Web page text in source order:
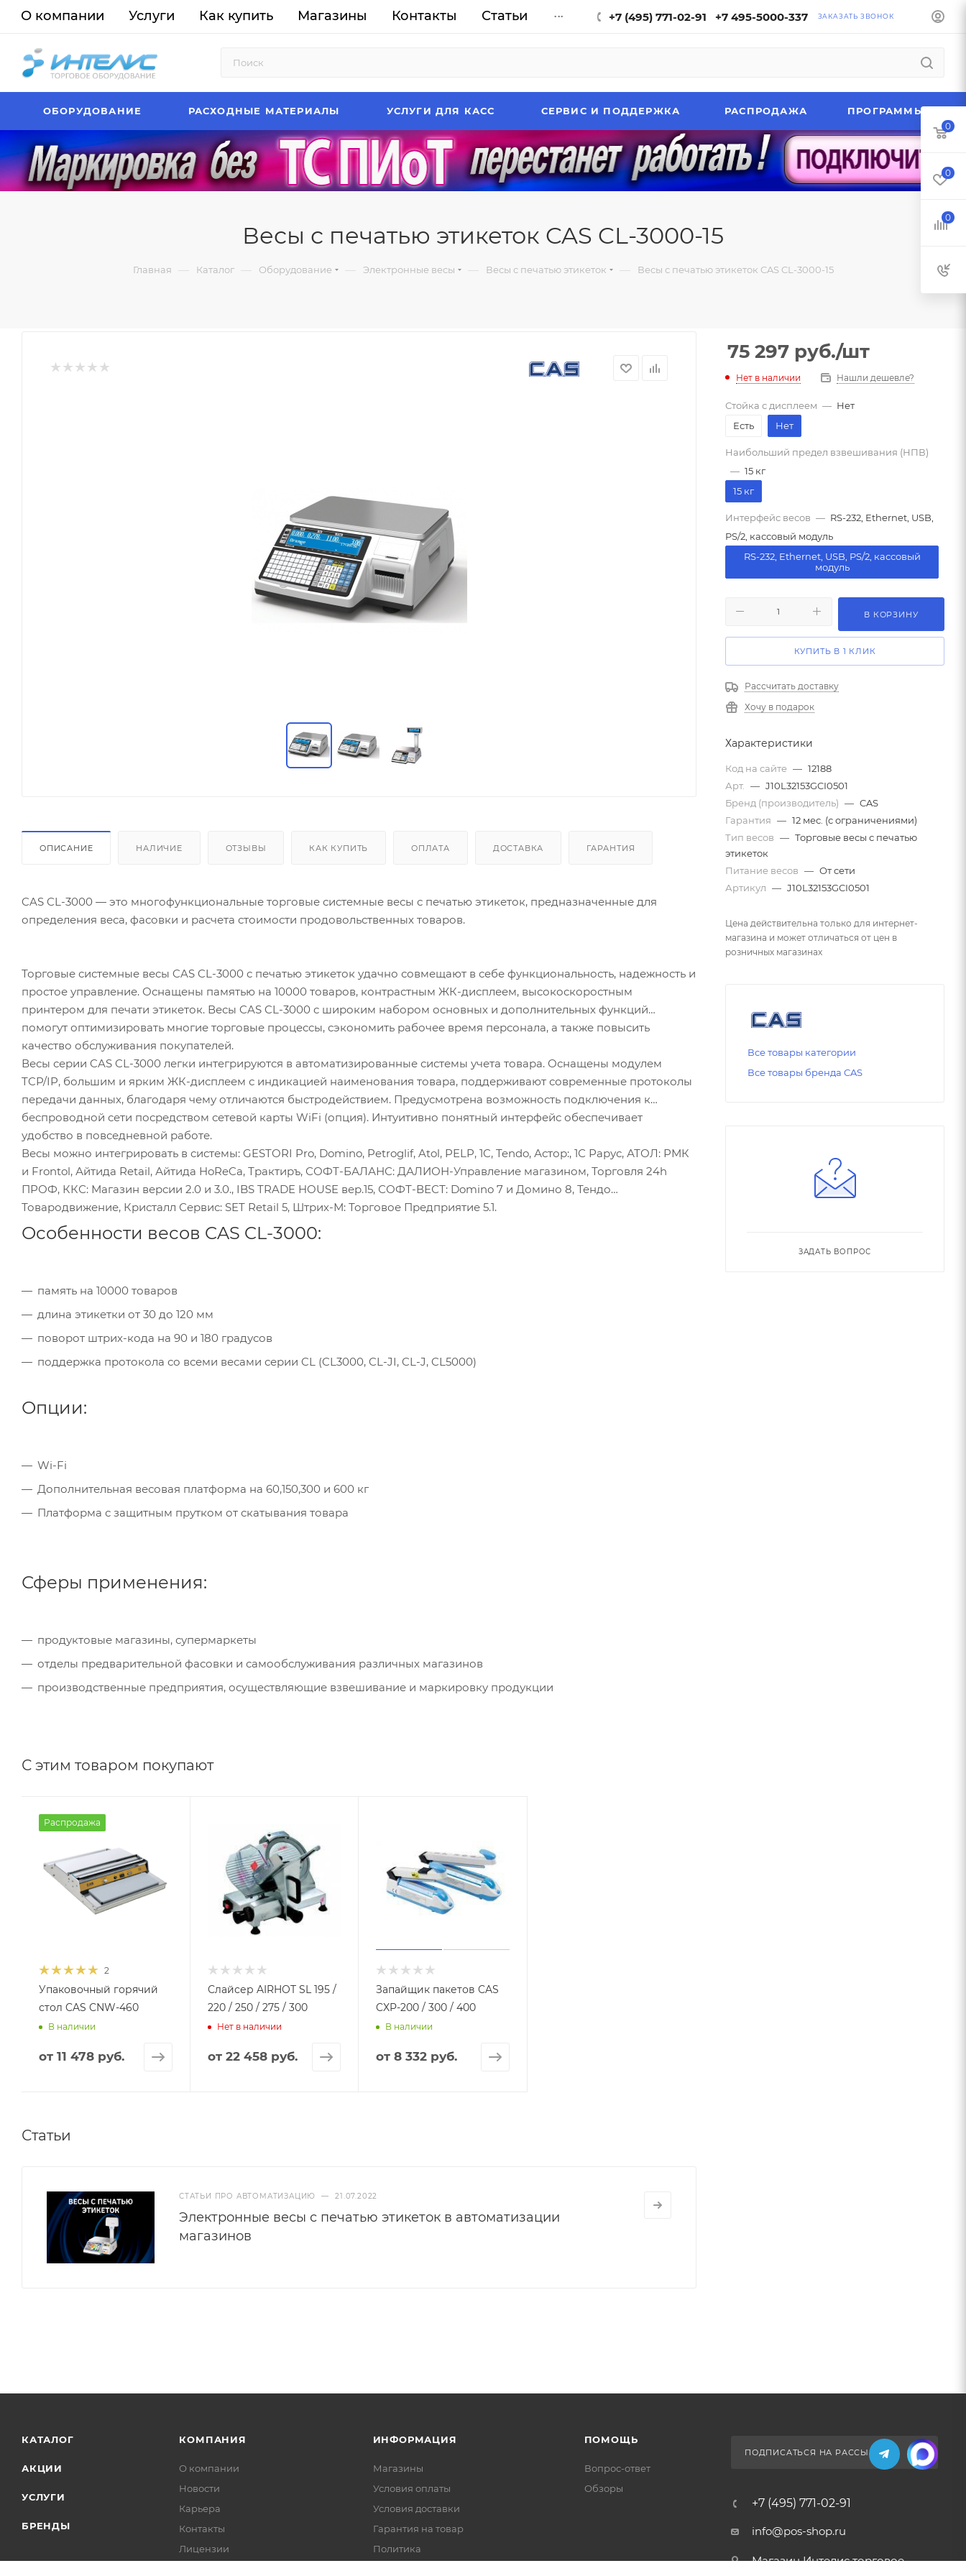
О компании Услуги Как купить Магазины Контакты Статьи ... +7 (495) 771-02-91 +7 495-5000-337 ЗАКАЗАТЬ ЗВОНОК
ОБОРУДОВАНИЕ РАСХОДНЫЕ МАТЕРИАЛЫ УСЛУГИ ДЛЯ КАСС СЕРВИС И ПОДДЕРЖКА РАСПРОДАЖА ПРОГРАММЫ
Весы с печатью этикеток CAS CL-3000-15
Главная — Каталог — Оборудование — Электронные весы — Весы с печатью этикеток — Весы с печатью этикеток CAS CL-3000-15
ОПИСАНИЕ НАЛИЧИЕ ОТЗЫВЫ КАК КУПИТЬ ОПЛАТА ДОСТАВКА ГАРАНТИЯ
CAS CL-3000 — это многофункциональные торговые системные весы с печатью этикеток, предназначенные для
определения веса, фасовки и расчета стоимости продовольственных товаров.
Торговые системные весы CAS CL-3000 с печатью этикеток удачно совмещают в себе функциональность, надежность и
простое управление. Оснащены памятью на 10000 товаров, контрастным ЖК-дисплеем, высокоскоростным
принтером для печати этикеток. Весы CAS CL-3000 с широким набором основных и дополнительных функций
помогут оптимизировать многие торговые процессы, сэкономить рабочее время персонала, а также повысить
качество обслуживания покупателей.
Весы серии CAS CL-3000 легки интегрируются в автоматизированные системы учета товара. Оснащены модулем
TCP/IP, большим и ярким ЖК-дисплеем с индикацией наименования товара, поддерживают современные протоколы
передачи данных, благодаря чему отличаются быстродействием. Предусмотрена возможность подключения к
беспроводной сети посредством сетевой карты WiFi (опция). Интуитивно понятный интерфейс обеспечивает
удобство в повседневной работе.
Весы можно интегрировать в системы: GESTORI Pro, Domino, Petroglif, Atol, PELP, 1C, Tendo, Астор:, 1С Рарус, АТОЛ: РМК
и Frontol, Айтида Retail, Айтида HoReCa, Трактиръ, СОФТ-БАЛАНС: ДАЛИОН-Управление магазином, Торговля 24h
ПРОФ, ККС: Магазин версии 2.0 и 3.0., IBS TRADE HOUSE вер.15, СОФТ-ВЕСТ: Domino 7 и Домино 8, Тендо
Товародвижение, Кристалл Сервис: SET Retail 5, Штрих-М: Торговое Предприятие 5.1.
Особенности весов CAS CL-3000:
память на 10000 товаров
длина этикетки от 30 до 120 мм
поворот штрих-кода на 90 и 180 градусов
поддержка протокола со всеми весами серии CL (CL3000, CL-JI, CL-J, CL5000)
Опции:
Wi-Fi
Дополнительная весовая платформа на 60,150,300 и 600 кг
Платформа с защитным прутком от скатывания товара
Сферы применения:
продуктовые магазины, супермаркеты
отделы предварительной фасовки и самообслуживания различных магазинов
производственные предприятия, осуществляющие взвешивание и маркировку продукции
С этим товаром покупают
Распродажа
2
Упаковочный горячий
стол CAS CNW-460
В наличии
от 11 478 руб.
Слайсер AIRHOT SL 195 /
220 / 250 / 275 / 300
Нет в наличии
от 22 458 руб.
Запайщик пакетов CAS
CXP-200 / 300 / 400
В наличии
от 8 332 руб.
Статьи
СТАТЬИ ПРО АВТОМАТИЗАЦИЮ — 21.07.2022
Электронные весы с печатью этикеток в автоматизации
магазинов
75 297 руб./шт
Нет в наличии Нашли дешевле?
Стойка с дисплеем — Нет
Есть
Нет
Наибольший предел взвешивания (НПВ)
— 15 кг
15 кг
Интерфейс весов — RS-232, Ethernet, USB,
PS/2, кассовый модуль
RS-232, Ethernet, USB, PS/2, кассовый
модуль
В КОРЗИНУ
КУПИТЬ В 1 КЛИК
Рассчитать доставку
Хочу в подарок
Характеристики
Код на сайте — 12188
Арт.
— J10L32153GCI0501
Бренд (производитель) — CAS
Гарантия — 12 мес. (с ограничениями)
Тип весов — Торговые весы с печатью
этикеток
Питание весов — От сети
Артикул — J10L32153GCI0501
Цена действительна только для интернет-
магазина и может отличаться от цен в
розничных магазинах
Все товары категории
Все товары бренда CAS
ЗАДАТЬ ВОПРОС
КАТАЛОГ
АКЦИИ
УСЛУГИ
БРЕНДЫ
КОМПАНИЯ
О компании
Новости
Карьера
Контакты
Лицензии
ИНФОРМАЦИЯ
Магазины
Условия оплаты
Условия доставки
Гарантия на товар
Политика
ПОМОЩЬ
Вопрос-ответ
Обзоры
ПОДПИСАТЬСЯ НА РАССЫЛКУ
+7 (495) 771-02-91
info@pos-shop.ru
Магазин Интелис торговое
0
0
0